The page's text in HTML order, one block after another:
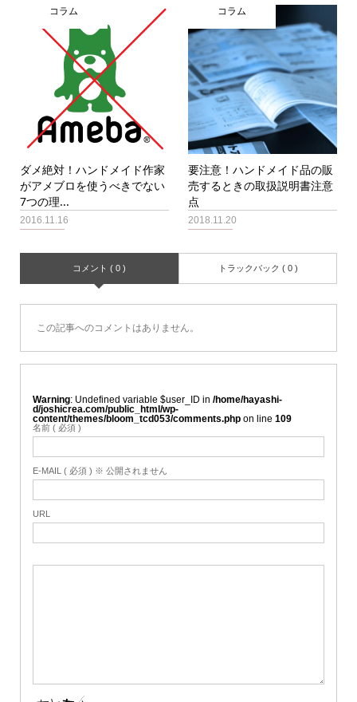
コラム
ダメ絶対！ハンドメイド作家
がアメブロを使うべきでない
7つの理...
2016.11.16
コラム
要注意！ハンドメイド品の販
売するときの取扱説明書注意
点
2018.11.20
コメント ( 0 ) トラックバック ( 0 )
この記事へのコメントはありません。
Warning : Undefined variable $user_ID in /home/hayashi-
d/joshicrea.com/public_html/wp-
content/themes/bloom_tcd053/comments.phpon line 109
名前 ( 必須 )
E-MAIL ( 必須 ) ※ 公開されません
URL